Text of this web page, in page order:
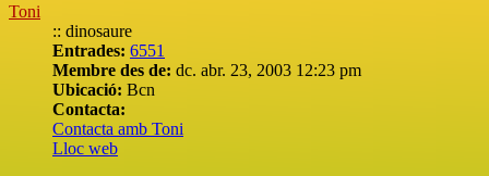
Toni
:: dinosaure
Entrades: 6551
Membre des de: dc. abr. 23, 2003 12:23 pm
Ubicació: Bcn
Contacta:
Contacta amb Toni
Lloc web